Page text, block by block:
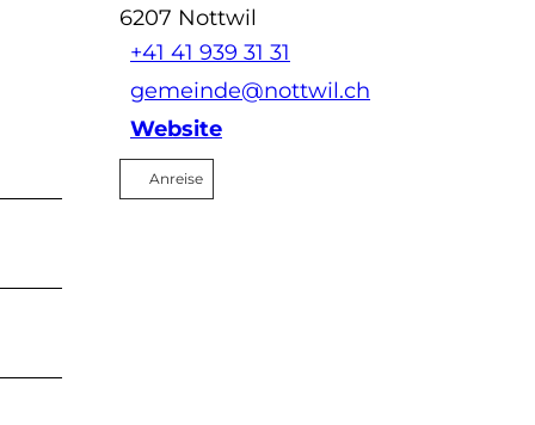
6207 Nottwil
+41 41 939 31 31
gemeinde@nottwil.ch
Website
Anreise